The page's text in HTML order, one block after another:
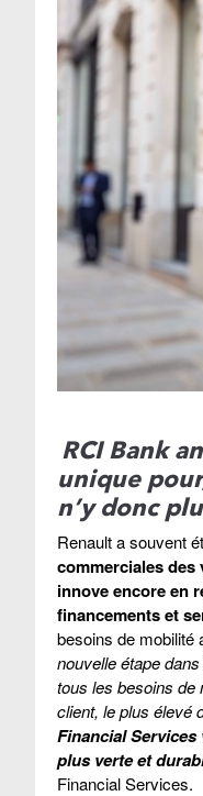
RCI Bank
unique
n’y donc
Renault a souvent
commerciales des
innove encore en
financements et
besoins de mobilité
nouvelle étape
tous les besoins de
client, le plus élevé
Financial Services
plus verte et
Financial Services.